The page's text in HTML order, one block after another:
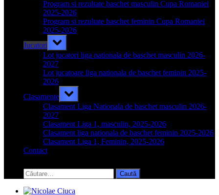
menu
Program si rezultate baschet masculin Cupa Romaniei
2025-2026
Program si rezultate baschet feminin Cupa Romaniei
2025-2026
Jucatori
Toggle
sub-
menu
Lot jucatori liga nationala de baschet masculin 2026-
2027
Lot jucatoare liga nationala de baschet feminin 2025-
2026
Clasamente
Toggle
sub-
menu
Clasament Liga Nationala de baschet masculin 2026-
2027
Clasament Liga 1, masculin, 2025-2026
Clasament liga nationala de baschet feminin 2025-2026
Clasament Liga 1, Feminin, 2025-2026
Contact
search
form
Caută
după: